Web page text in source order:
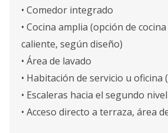
• Comedor integrado
• Cocina amplia (opción de
caliente, según diseño)
• Área de lavado
• Habitación de servicio u oficina
• Escaleras hacia el segundo nivel
• Acceso directo a terraza, área